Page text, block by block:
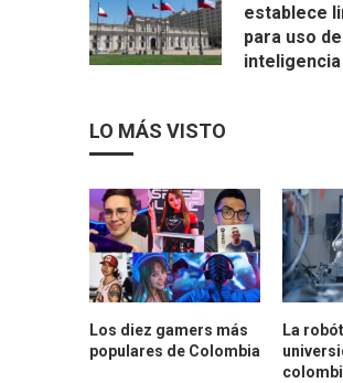
establece
para uso
LO MÁS VISTO
Los diez gamers más
populares de Colombia
La